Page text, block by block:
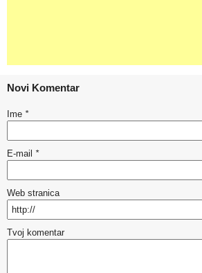
Novi Komentar
Ime *
E-mail *
Web stranica
Tvoj komentar